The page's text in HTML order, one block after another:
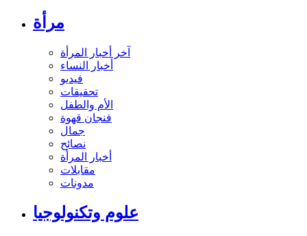
مرأة
آخر أخبار المرأة
أخبار النساء
فيديو
تحقيقات
الأم والطفل
فنجان قهوة
جمال
نصائح
أخبار المرأة
مقابلات
مدونات
علوم وتكنولوجيا